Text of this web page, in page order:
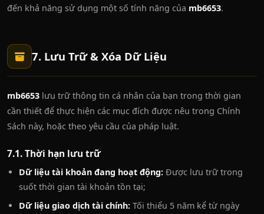
đến khả năng sử dụng một số tính năng của mb6653.
7. Lưu Trữ & Xóa Dữ Liệu
mb6653 lưu trữ thông tin cá nhân của bạn trong thời gian
cần thiết để thực hiện các mục đích được nêu trong Chính
Sách này, hoặc theo yêu cầu của pháp luật.
7.1. Thời hạn lưu trữ
Dữ liệu tài khoản đang hoạt động: Được lưu trữ trong
suốt thời gian tài khoản tồn tại;
Dữ liệu giao dịch tài chính: Tối thiểu 5 năm kể từ ngày